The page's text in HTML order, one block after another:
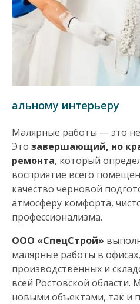
а
н
а
в
и
г
а
ц
и
я
альному интерьеру
Малярные работы — это не
Это завершающий, но
ремонта, который
восприятие всего
качество черновой
атмосферу комфорта,
профессионализма.
ООО «СпецСтрой»
малярные работы в
производственных и
всей Ростовской области.
новыми объектами, так и